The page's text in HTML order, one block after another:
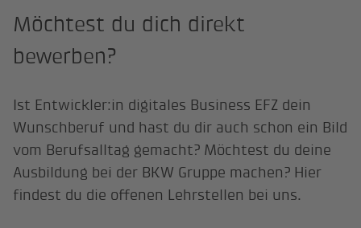
Möchtest du dich direkt
bewerben?
Ist Entwickler:in digitales Business EFZ dein
Wunschberuf und hast du dir auch schon ein Bild
vom Berufsalltag gemacht? Möchtest du deine
Ausbildung bei der BKW Gruppe machen? Hier
findest du die offenen Lehrstellen bei uns.